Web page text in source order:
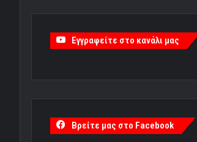
Εγγραφείτε στο κανάλι μας
Βρείτε μας στο Facebook